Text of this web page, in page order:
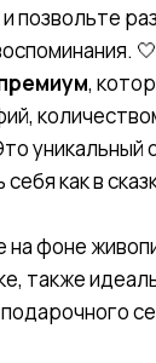
позвольте
,
уникальный
как в
фоне
также